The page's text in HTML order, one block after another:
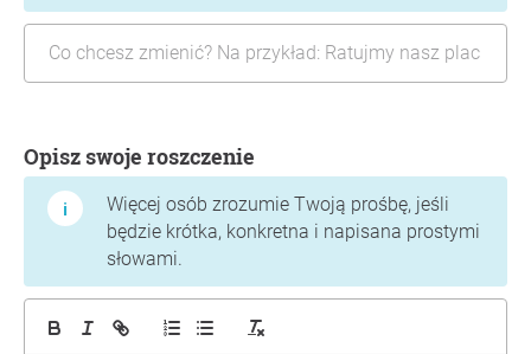
Opisz swoje roszczenie
Więcej osób zrozumie Twoją prośbę, jeśli
będzie krótka, konkretna i napisana prostymi
słowami.